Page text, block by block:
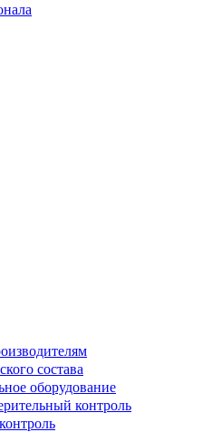
состава
оборудование
контроль